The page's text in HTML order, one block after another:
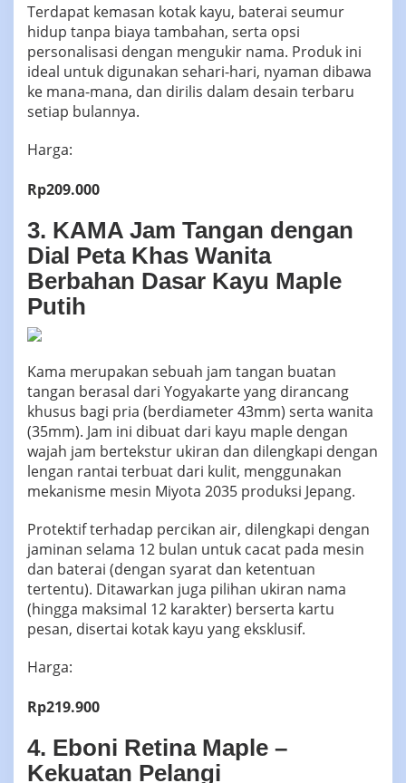
Terdapat kemasan kotak kayu, baterai seumur
hidup tanpa biaya tambahan, serta opsi
personalisasi dengan mengukir nama. Produk ini
ideal untuk digunakan sehari-hari, nyaman dibawa
ke mana-mana, dan dirilis dalam desain terbaru
setiap bulannya.
Harga:
Rp209.000
3. KAMA Jam Tangan dengan
Dial Peta Khas Wanita
Berbahan Dasar Kayu Maple
Putih
Kama merupakan sebuah jam tangan buatan
tangan berasal dari Yogyakarte yang dirancang
khusus bagi pria (berdiameter 43mm) serta wanita
(35mm). Jam ini dibuat dari kayu maple dengan
wajah jam bertekstur ukiran dan dilengkapi dengan
lengan rantai terbuat dari kulit, menggunakan
mekanisme mesin Miyota 2035 produksi Jepang.
Protektif terhadap percikan air, dilengkapi dengan
jaminan selama 12 bulan untuk cacat pada mesin
dan baterai (dengan syarat dan ketentuan
tertentu). Ditawarkan juga pilihan ukiran nama
(hingga maksimal 12 karakter) berserta kartu
pesan, disertai kotak kayu yang eksklusif.
Harga:
Rp219.900
4. Eboni Retina Maple –
Kekuatan Pelangi